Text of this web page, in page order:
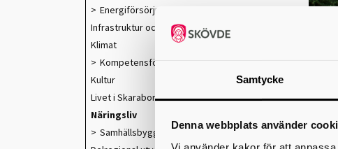
Samtycke
Denna webbplats använder
Energiförsörjning
Infrastruktur och kollektivtrafik
Klimat
Kompetensförsörjning
Kultur
Livet i Skaraborg
Näringsliv
Samhällsbyggnad